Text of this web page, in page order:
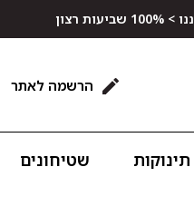
הרשמה לאתר
תינוקות שטיחונים